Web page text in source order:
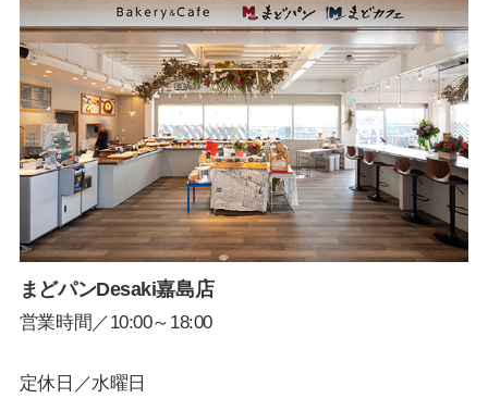
まどパンDesaki嘉島店
営業時間／10:00～18:00
定休日／水曜日